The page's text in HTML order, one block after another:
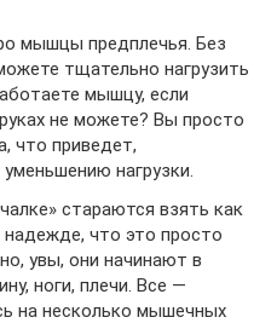
мышцы предплечья. Без
тщательно нагрузить
мышцу, если
не можете? Вы просто
что приведет,
нагрузки.
стараются взять как
что это просто
увы, они начинают в
ноги, плечи. Все —
на несколько мышечных